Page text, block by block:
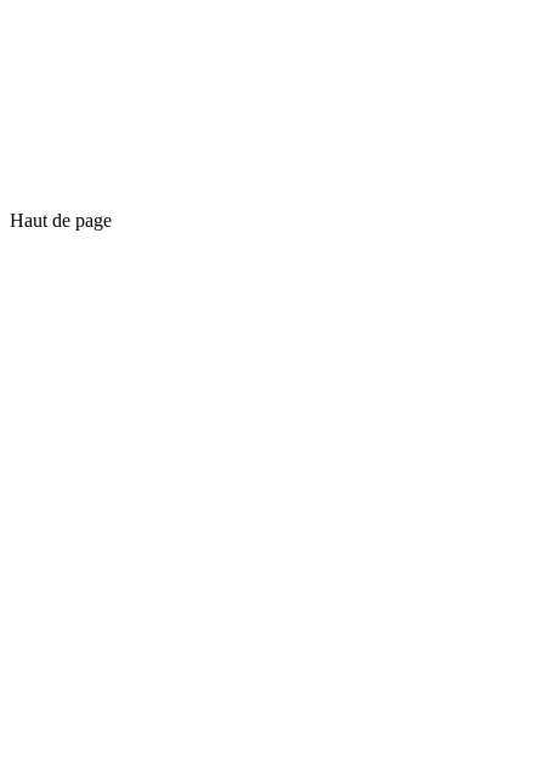
Haut de page